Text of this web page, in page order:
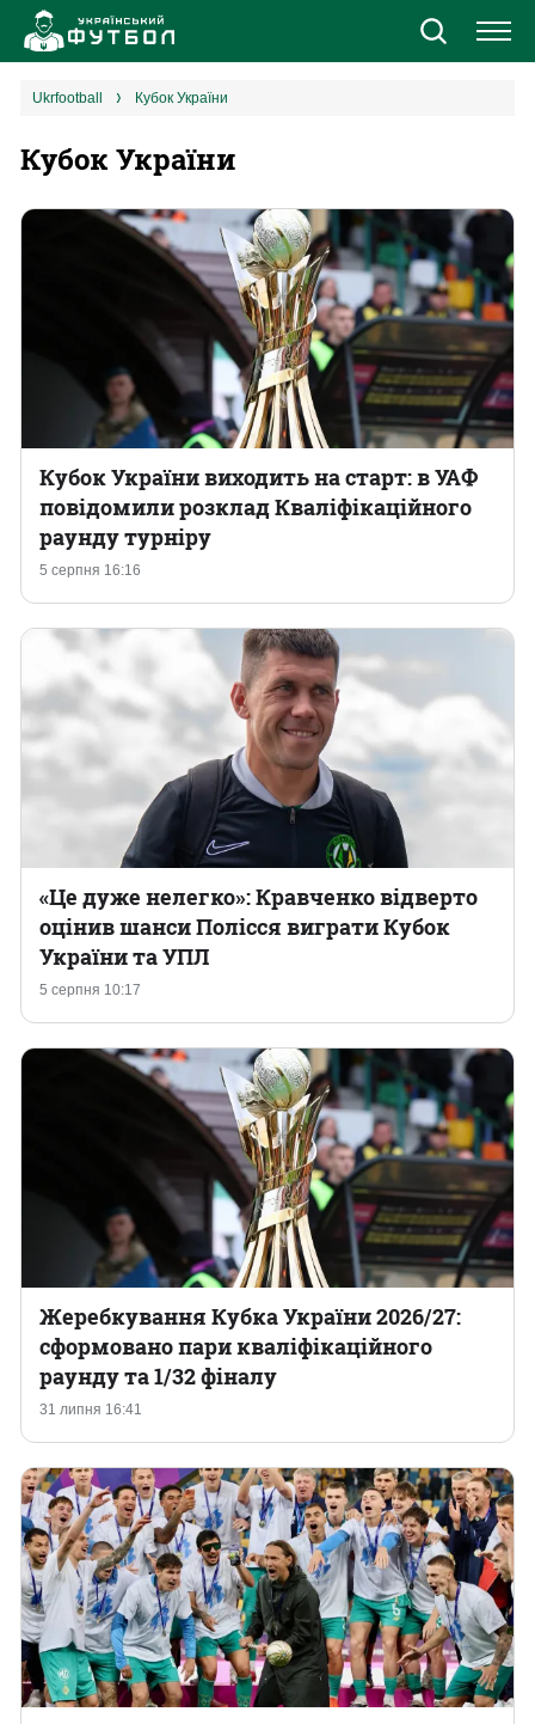
Збірна
Єврокубки
УПЛ
1 ліга
2 ліга
Букмекери
ukrfootball Кубок України
Кубок України
5 серпня 16:16
Кубок України виходить на старт: в УАФ
повідомили розклад Кваліфікаційного
раунду турніру
5 серпня 10:17
«Це дуже нелегко»: Кравченко відверто
оцінив шанси Полісся виграти Кубок
України та УПЛ
31 липня 16:41
Жеребкування Кубка України 2026/27:
сформовано пари кваліфікаційного
раунду та 1/32 фіналу